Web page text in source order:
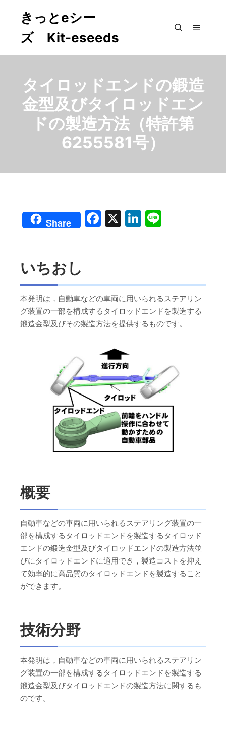
きっとeシー
ズ Kit-eseeds
タイロッドエンドの鍛造
金型及びタイロッドエン
ドの製造方法（特許第
6255581号）
Share Facebook
X LinkedIn
いちおし
本発明は，自動車などの車両に用いられるステアリン
グ装置の一部を構成するタイロッドエンドを製造する
鍛造金型及びその製造方法を提供するものです。
概要
自動車などの車両に用いられるステアリング装置の一
部を構成するタイロッドエンドを製造するタイロッド
エンドの鍛造金型及びタイロッドエンドの製造方法並
びにタイロッドエンドに適用でき，製造コストを抑え
て効率的に高品質のタイロッドエンドを製造すること
ができます。
技術分野
本発明は，自動車などの車両に用いられるステアリン
グ装置の一部を構成するタイロッドエンドを製造する
鍛造金型及びタイロッドエンドの製造方法に関するも
のです。